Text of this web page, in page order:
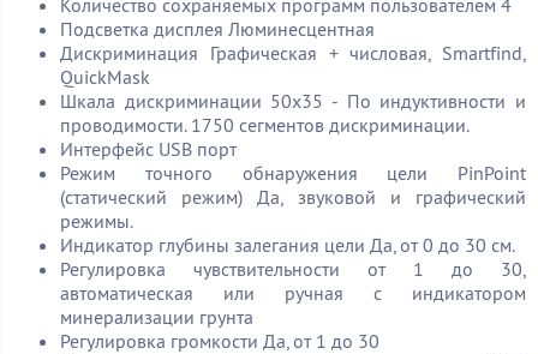
Подсветка дисплея Люминесцентная
Дискриминация Графическая + числовая, Smartfind,
QuickMask
Шкала дискриминации 50х35 - По индуктивности и
проводимости. 1750 сегментов дискриминации.
Интерфейс USB порт
Режим точного обнаружения цели PinPoint
(статический режим) Да, звуковой и графический
режимы.
Индикатор глубины залегания цели Да, от 0 до 30 см.
Регулировка чувствительности от 1 до 30,
автоматическая или ручная с индикатором
минерализации грунта
Регулировка громкости Да, от 1 до 30